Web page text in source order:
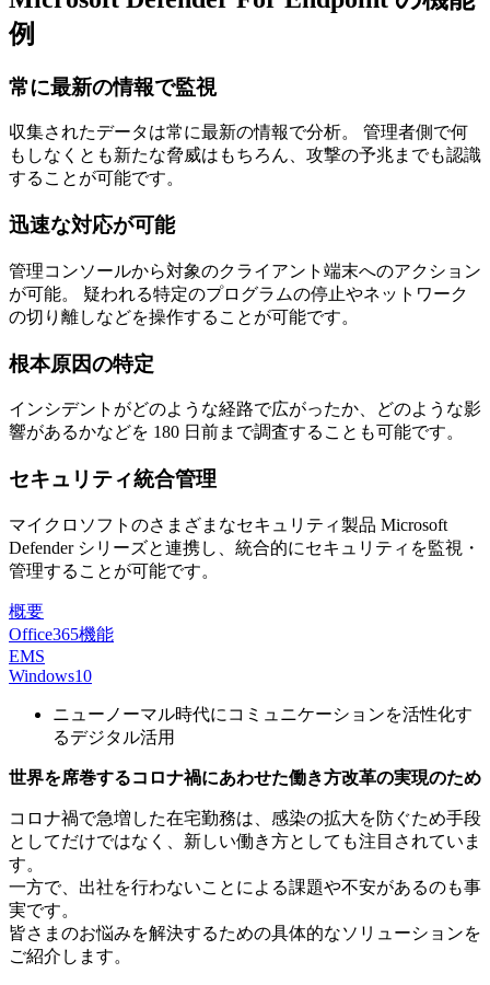
例
常に最新の情報で監視
収集されたデータは常に最新の情報で分析。 管理者側で何
もしなくとも新たな脅威はもちろん、攻撃の予兆までも認識
することが可能です。
迅速な対応が可能
管理コンソールから対象のクライアント端末へのアクション
が可能。 疑われる特定のプログラムの停止やネットワーク
の切り離しなどを操作することが可能です。
根本原因の特定
インシデントがどのような経路で広がったか、どのような影
響があるかなどを 180 日前まで調査することも可能です。
セキュリティ統合管理
マイクロソフトのさまざまなセキュリティ製品 Microsoft
Defender シリーズと連携し、統合的にセキュリティを監視・
管理することが可能です。
概要
Office365機能
EMS
Windows10
ニューノーマル時代にコミュニケーションを活性化す
るデジタル活用
世界を席巻するコロナ禍にあわせた働き方改革の実現のため
コロナ禍で急増した在宅勤務は、感染の拡大を防ぐため手段
としてだけではなく、新しい働き方としても注目されていま
す。
一方で、出社を行わないことによる課題や不安があるのも事
実です。
皆さまのお悩みを解決するための具体的なソリューションを
ご紹介します。